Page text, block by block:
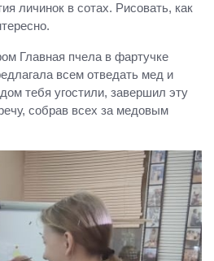
личинок в сотах. Рисовать, как
Главная пчела в фартучке
всем отведать мед и
тебя угостили, завершил эту
собрав всех за медовым